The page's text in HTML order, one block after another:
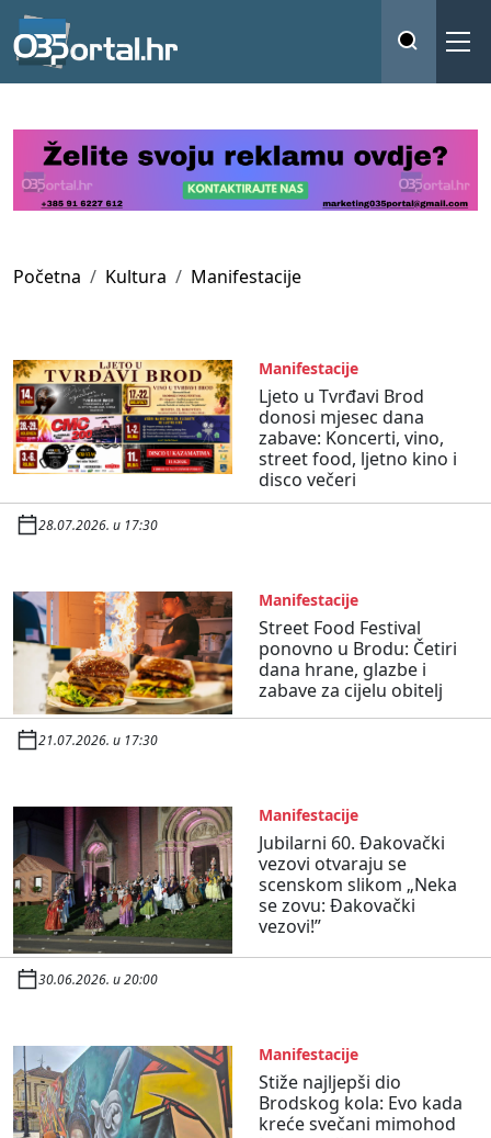
Početna Kultura Manifestacije
Manifestacije
Ljeto u Tvrđavi Brod
donosi mjesec dana
zabave: Koncerti, vino,
street food, ljetno kino i
disco večeri
28.07.2026. u 17:30
Manifestacije
Street Food Festival
ponovno u Brodu: Četiri
dana hrane, glazbe i
zabave za cijelu obitelj
21.07.2026. u 17:30
Manifestacije
Jubilarni 60. Đakovački
vezovi otvaraju se
scenskom slikom „Neka
se zovu: Đakovački
vezovi!”
30.06.2026. u 20:00
Manifestacije
Stiže najljepši dio
Brodskog kola: Evo kada
kreće svečani mimohod